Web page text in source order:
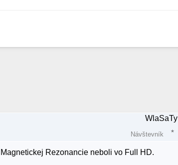
WlaSaTy
Návštevník
Rezonancie neboli vo Full HD.